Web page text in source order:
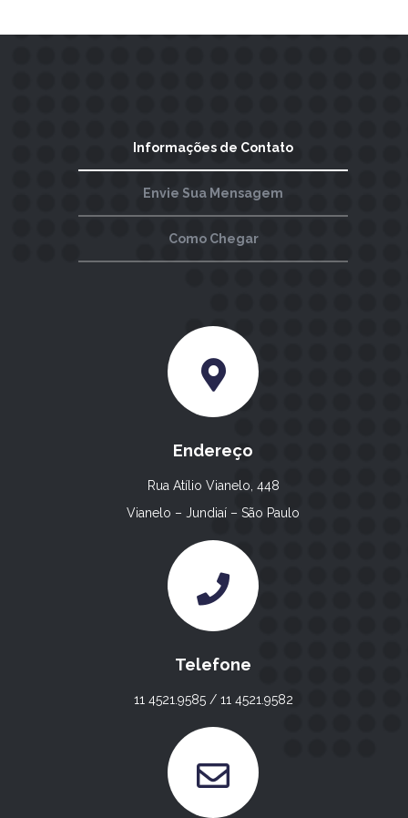
Informações de Contato
Envie Sua Mensagem
Como Chegar
Endereço
Rua Atílio Vianelo, 448
Vianelo – Jundiaí – São Paulo
Telefone
11 4521.9585 / 11 4521.9582